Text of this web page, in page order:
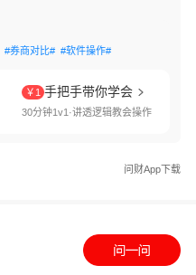
#券商对比# #软件操作#
￥1 手把手带你学会
30分钟1v1·讲透逻辑教会操作
问财App下载